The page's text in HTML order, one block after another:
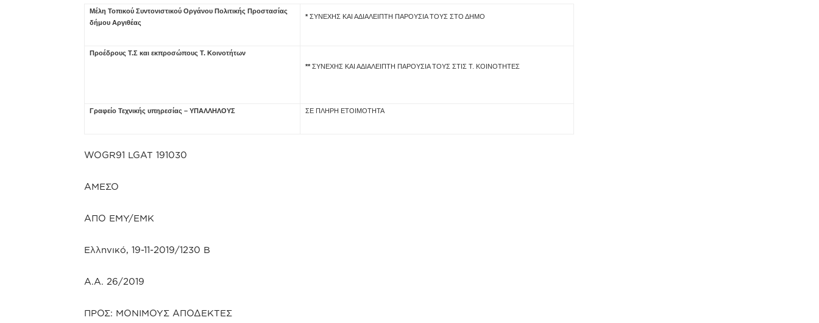
Mέλη Τοπικού Συντονιστικού Οργάνου Πολιτικής Προστασίας
δήμου Αργιθέας
* ΣΥΝΕΧHΣ ΚΑΙ ΑΔΙΑΛΕΙΠΤΗ ΠΑΡΟΥΣΙΑ ΤΟΥΣ ΣΤΟ ΔΗΜΟ
Προέδρους Τ.Σ και εκπροσώπους Τ. Κοινοτήτων
** ΣΥΝΕΧΗΣ ΚΑΙ ΑΔΙΑΛΕΙΠΤΗ ΠΑΡΟΥΣΙΑ ΤΟΥΣ ΣΤΙΣ Τ. ΚΟΙΝΟΤΗΤΕΣ
Γραφείο Τεχνικής υπηρεσίας – ΥΠΑΛΛΗΛΟΥΣ ΣΕ ΠΛΗΡΗ ΕΤΟΙΜΟΤΗΤΑ
WOGR91 LGAT 191030
ΑΜΕΣΟ
ΑΠΟ ΕΜΥ/ΕΜΚ
Ελληνικό, 19-11-2019/1230 B
Α.Α. 26/2019
ΠΡΟΣ: ΜΟΝΙΜΟΥΣ ΑΠΟΔΕΚΤΕΣ